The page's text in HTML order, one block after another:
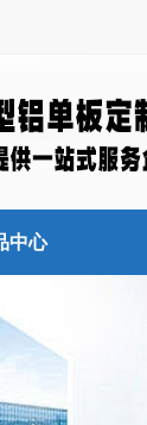
中心